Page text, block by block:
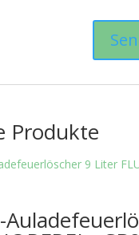
Produkte